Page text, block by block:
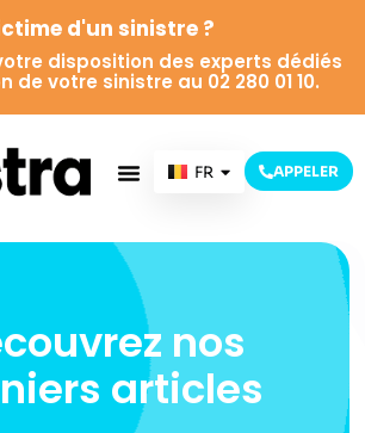
d'un sinistre ?
disposition des experts dédiés
de votre sinistre au 02 280 01 10.
FR
NL APPELER
nos
articles